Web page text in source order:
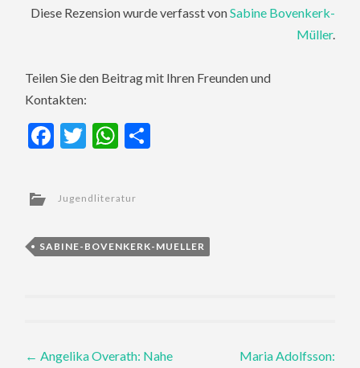
Diese Rezension wurde verfasst vonSabine Bovenkerk-
Müller.
Teilen Sie den Beitrag mit Ihren Freunden und
Kontakten:
Facebook
TwitterWhatsApp
Jugendliteratur
SABINE-BOVENKERK-MUELLER
Post
← Angelika Overath: Nahe
Maria Adolfsson: